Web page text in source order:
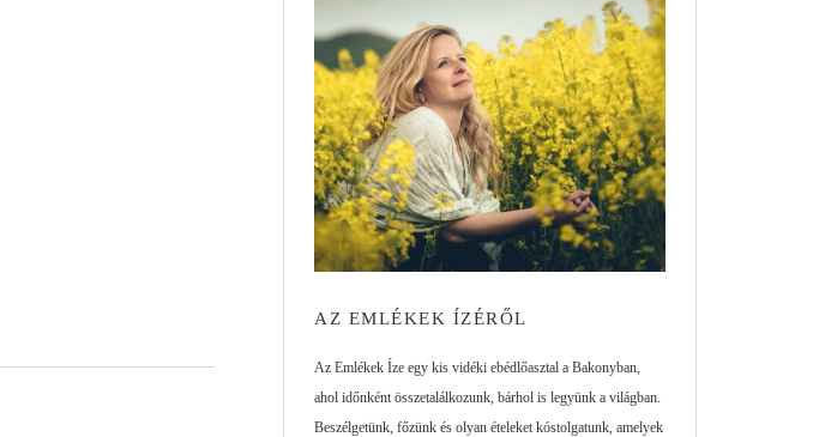
AZ EMLÉKEK ÍZÉRŐL
Az Emlékek Íze egy kis vidéki ebédlőasztal a Bakonyban,
ahol időnként összetalálkozunk, bárhol is legyünk a világban.
Beszélgetünk, főzünk és olyan ételeket kóstolgatunk, amelyek